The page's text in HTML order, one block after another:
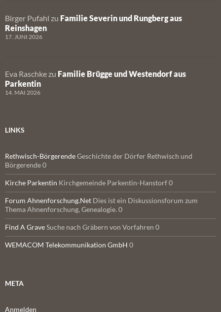
Birger Pufahl zu Familie Severin und Rungberg aus
Reinshagen
17. JUNI 2026
Eva Raschke zu Familie Brügge und Westendorf aus
Parkentin
14. MAI 2026
LINKS
Rethwisch-BörgerendeGeschichte der Dörfer Rethwisch und
Börgerende 0
Kirche Parkentin Kirchgemeinde Parkentin-Hanstorf 0
Forum Ahnenforschung.Net Dies ist ein Diskussionsforum zum
Thema Ahnenforschung, Genealogie. 0
Find A GraveSuche nach Gräbern von Vorfahren 0
WEMACOM Telekommunikation GmbH 0
META
Anmelden